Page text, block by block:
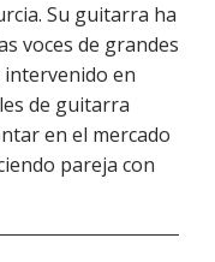
Su guitarra ha
voces de grandes
en
de guitarra
en el mercado
pareja con